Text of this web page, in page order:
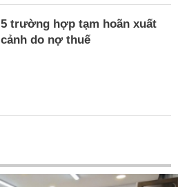
5 trường hợp tạm hoãn xuất
cảnh do nợ thuế